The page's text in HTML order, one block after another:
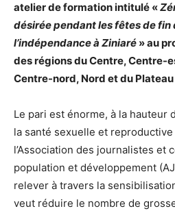
atelier de formation intitulé «
désirée pendant les fêtes de fin
l’indépendance à Ziniaré » au
des régions du Centre, Centre-
Centre-nord, Nord et du
Le pari est énorme, à la hauteur
la santé sexuelle et
l’Association des journalistes et
population et développement
relever à travers la
veut réduire le nombre de